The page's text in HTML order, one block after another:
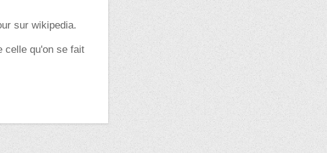
sur wikipedia.
celle qu'on se fait